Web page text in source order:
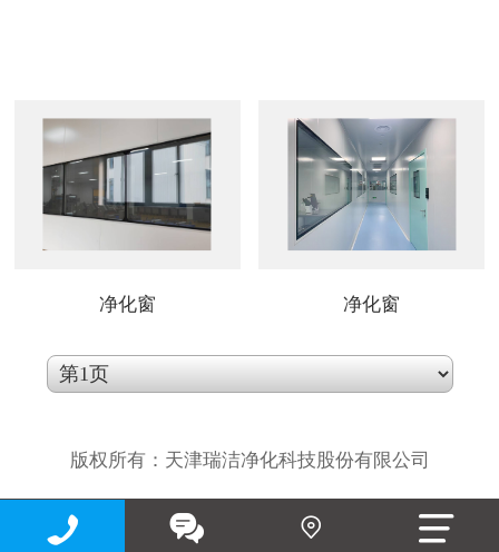
净化窗 净化窗
版权所有：天津瑞洁净化科技股份有限公司